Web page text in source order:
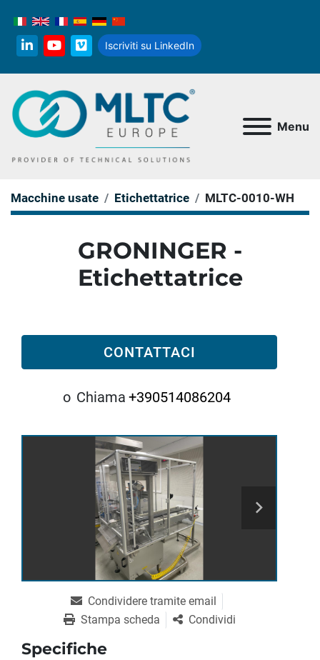
linkedinyoutube
vimeo
Iscriviti su LinkedIn
Menu
Macchine usate Etichettatrice MLTC-0010-WH
GRONINGER -
Etichettatrice
CONTATTACI
o Chiama +390514086204
Condividere tramite email
Stampa scheda
Condividi
Specifiche